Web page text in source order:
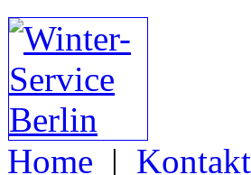
Home | Kontakt